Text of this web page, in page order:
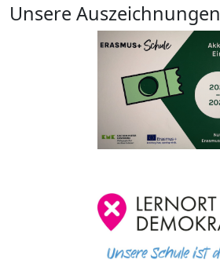
Unsere Auszeichnungen